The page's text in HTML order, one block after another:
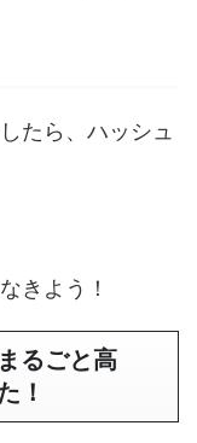
たら、ハッシュ
きよう！
るごと高
！